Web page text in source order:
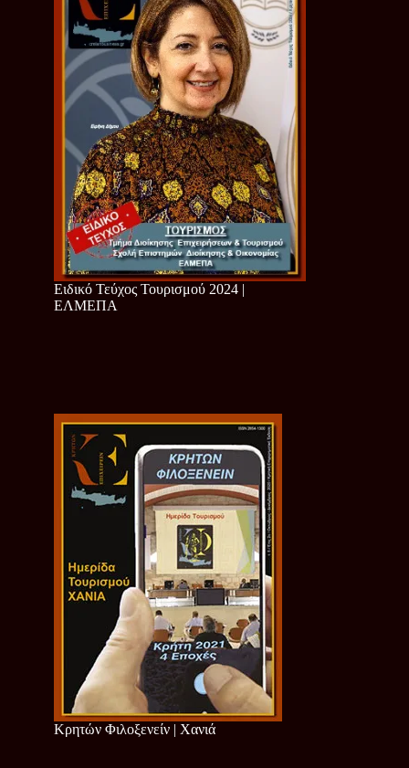
Ειδικό Τεύχος Τουρισμού 2024 |
ΕΛΜΕΠΑ
Κρητών Φιλοξενείν | Χανιά